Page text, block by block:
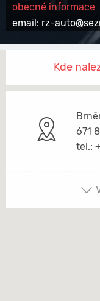
obecné informace
email: rz-
Kde
671
tel.: